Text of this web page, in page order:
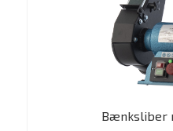
Bænksliber